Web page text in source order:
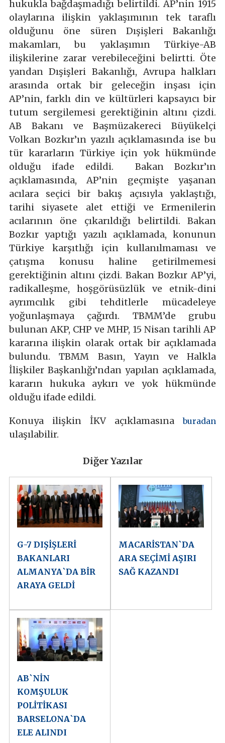
hukukla bağdaşmadığı belirtildi. AP’nin 1915
olaylarına ilişkin yaklaşımının tek taraflı
olduğunu öne süren Dışişleri Bakanlığı
makamları, bu yaklaşımın Türkiye-AB
ilişkilerine zarar verebileceğini belirtti. Öte
yandan Dışişleri Bakanlığı, Avrupa halkları
arasında ortak bir geleceğin inşası için
AP’nin, farklı din ve kültürleri kapsayıcı bir
tutum sergilemesi gerektiğinin altını çizdi.
AB Bakanı ve Başmüzakereci Büyükelçi
Volkan Bozkır’ın yazılı açıklamasında ise bu
tür kararların Türkiye için yok hükmünde
olduğu ifade edildi. Bakan Bozkır’ın
açıklamasında, AP’nin geçmişte yaşanan
acılara seçici bir bakış açısıyla yaklaştığı,
tarihi siyasete alet ettiği ve Ermenilerin
acılarının öne çıkarıldığı belirtildi. Bakan
Bozkır yaptığı yazılı açıklamada, konunun
Türkiye karşıtlığı için kullanılmaması ve
çatışma konusu haline getirilmemesi
gerektiğinin altını çizdi. Bakan Bozkır AP’yi,
radikalleşme, hoşgörüsüzlük ve etnik-dini
ayrımcılık gibi tehditlerle mücadeleye
yoğunlaşmaya çağırdı. TBMM’de grubu
bulunan AKP, CHP ve MHP, 15 Nisan tarihli AP
kararına ilişkin olarak ortak bir açıklamada
bulundu. TBMM Basın, Yayın ve Halkla
İlişkiler Başkanlığı’ndan yapılan açıklamada,
kararın hukuka aykırı ve yok hükmünde
olduğu ifade edildi.
Konuya ilişkin İKV açıklamasınaburadan
ulaşılabilir.
Diğer Yazılar
G-7 DIŞİŞLERİ
BAKANLARI
ALMANYA`DA BİR
ARAYA GELDİ
MACARİSTAN`DA
ARA SEÇİMİ AŞIRI
SAĞ KAZANDI
AB`NİN
KOMŞULUK
POLİTİKASI
BARSELONA`DA
ELE ALINDI